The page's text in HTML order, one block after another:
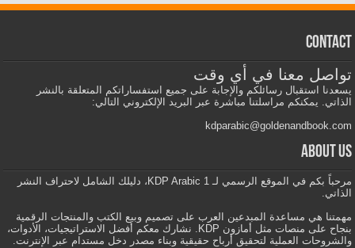
Contact
تواصل معنا في أي وقت
يسعدنا استقبال رسائلكم والإجابة على جميع استفساراتكم المتعلقة بالنشر
الذاتي. يمكنكم مراسلتنا مباشرة عبر البريد الإلكتروني التالي:
kdparabic@goldenandbook.com
About us
مرحباً بكم في الموقع الرسمي لـ KDP Arabic 1، دليلك الشامل لاحتراف النشر
الذاتي.
مهمتنا هي مساعدة المبدعين العرب على تصميم وبيع الكتب والمنتجات الرقمية
بنجاح على منصات مثل أمازون KDP. نشارك معكم أفضل الاستراتيجيات، الأدوات،
والشروحات العملية لتحقيق أرباح حقيقية وبناء مصدر دخل مستدام عبر الإنترنت.